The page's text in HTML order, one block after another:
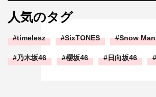
人気のタグ
timelesz SixTONES Snow Man
乃木坂46 櫻坂46 日向坂46